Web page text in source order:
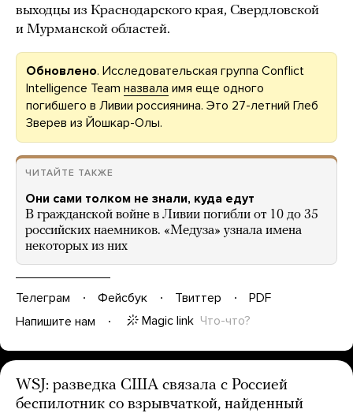
выходцы из Краснодарского края, Свердловской
и Мурманской областей.
Обновлено. Исследовательская группа Conflict
Intelligence Team назвала имя еще одного
погибшего в Ливии россиянина. Это 27-летний Глеб
Зверев из Йошкар-Олы.
ЧИТАЙТЕ ТАКЖЕ
Они сами толком не знали, куда едут
В гражданской войне в Ливии погибли от 10 до 35
российских наемников. «Медуза» узнала имена
некоторых из них
Телеграм Фейсбук Твиттер
PDF
Напишите нам
Magic link Что-что?
WSJ: разведка США связала с Россией
беспилотник со взрывчаткой, найденный